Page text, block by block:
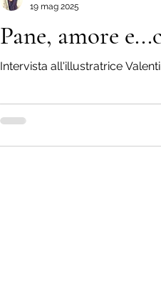
Pane, amore
Intervista all'illustratrice
19 mag 2025